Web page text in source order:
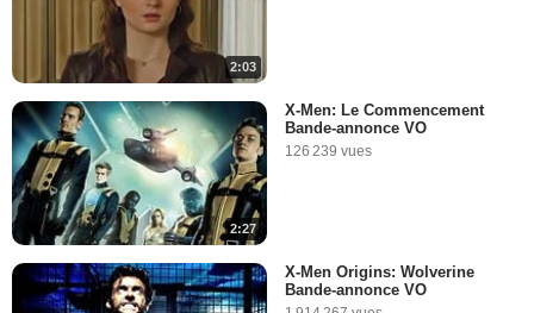
7:14
2:30
X-Men Apocalypse : que
X-Men : Apocalypse sème le
2:03
2:27
X-Men: Le Commencement
Bande-annonce VO
126 239 vues
X-Men Origins: Wolverine
Bande-annonce VO